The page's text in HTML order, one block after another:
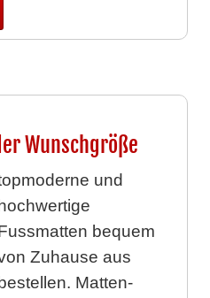
Wunschgröße
und
hochwertige
bequem
Zuhause aus
bestellen. Matten-